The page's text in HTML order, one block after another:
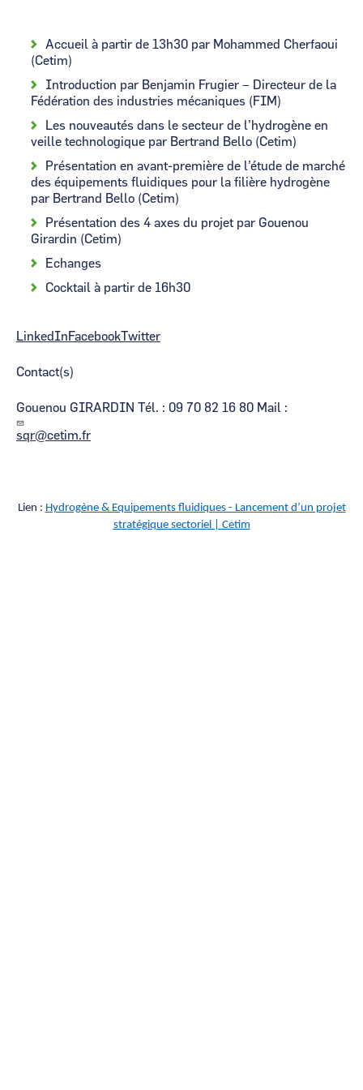
Accueil à partir de 13h30 par Mohammed Cherfaoui
(Cetim)
Introduction par Benjamin Frugier – Directeur de la
Fédération des industries mécaniques (FIM)
Les nouveautés dans le secteur de l’hydrogène en
veille technologique par Bertrand Bello (Cetim)
Présentation en avant-première de l’étude de marché
des équipements fluidiques pour la filière hydrogène
par Bertrand Bello (Cetim)
Présentation des 4 axes du projet par Gouenou
Girardin (Cetim)
Echanges
Cocktail à partir de 16h30
LinkedInFacebookTwitter
Contact(s)
Gouenou GIRARDIN Tél. : 09 70 82 16 80 Mail :
sqr@cetim.fr
Lien : Hydrogène & Equipements fluidiques - Lancement d’un projet
stratégique sectoriel | Cetim